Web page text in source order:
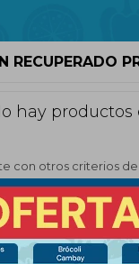
RECUPERADO
hay productos
con otros criterios
catálogo.
Bastones